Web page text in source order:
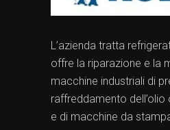
L’azienda tratta
offre la riparazione e la
macchine industriali di
raffreddamento dell’olio
e di macchine da